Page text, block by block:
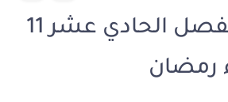
رواية بيان الفصل الحادي عشر 11
رمضان